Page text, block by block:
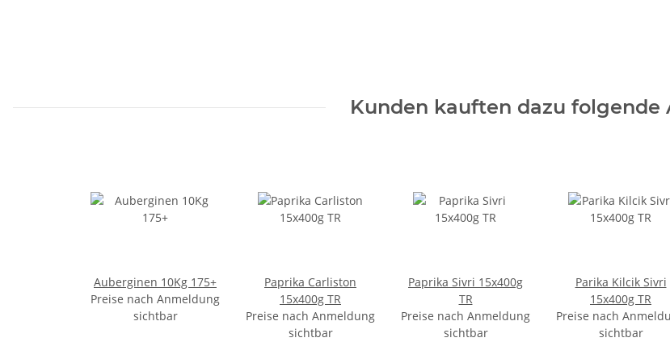
Kunden kauften dazu folgende
Auberginen 10Kg 175+
Preise nach Anmeldung
sichtbar
Paprika Carliston
15x400g TR
Preise nach Anmeldung
sichtbar
Paprika Sivri 15x400g
TR
Preise nach Anmeldung
sichtbar
Parika Kilcik Sivri
15x400g TR
Preise nach
sichtbar